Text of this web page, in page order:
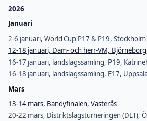
2026
Januari
2-6 januari, World Cup P17 & P19, Stockholm
12-18 januari, Dam- och herr-VM,
16-17 januari, landslagssamling, P19,
16-18 januari, landslagssamling, F17,
Mars
13-14 mars, Bandyfinalen, Västerås
20-22 mars, Distriktslagsturneringen (DLT),